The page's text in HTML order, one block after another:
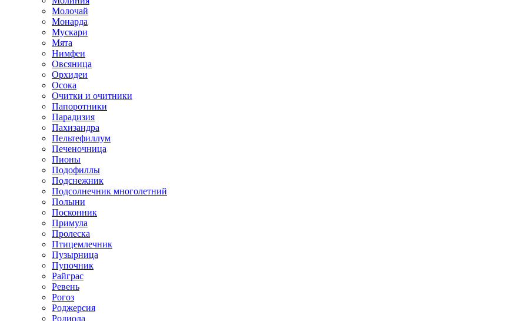
Молочай
Монарда
Мускари
Мята
Нимфеи
Овсяница
Орхидеи
Осока
Очитки и очитники
Папоротники
Парадизия
Пахизандра
Пельтефиллум
Печеночница
Пионы
Подофиллы
Подснежник
Подсолнечник многолетний
Полыни
Посконник
Примула
Пролеска
Птицемлечник
Пузырница
Пупочник
Райграс
Ревень
Рогоз
Роджерсия
Родиола